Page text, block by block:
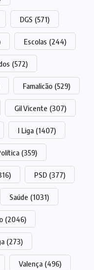
DGS (571)
Escolas (244)
(572)
Famalicão (529)
Gil Vicente (307)
I Liga (1407)
(359)
PSD (377)
Saúde (1031)
(2046)
(273)
Valença (496)